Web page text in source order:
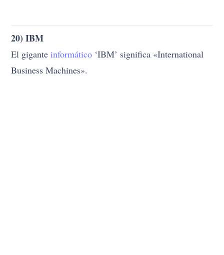
20) IBM
El giganteinformático ‘IBM’ significa «International
Business Machines».